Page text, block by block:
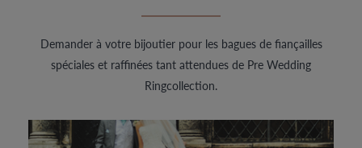
Demander à votre bijoutier pour les bagues de fiançailles
spéciales et raffinées tant attendues de Pre Wedding
Ringcollection.